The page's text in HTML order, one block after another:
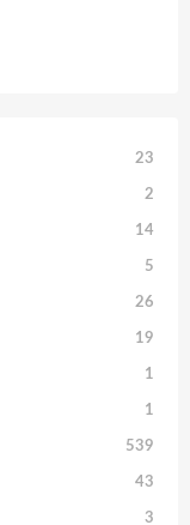
23
2
14
5
26
19
1
1
539
43
3